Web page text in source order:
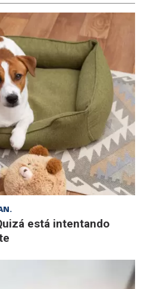
está intentando